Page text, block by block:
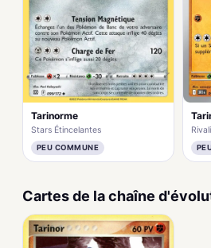
Tarinorme
Stars Étincelantes
PEU COMMUNE
Cartes de la chaîne